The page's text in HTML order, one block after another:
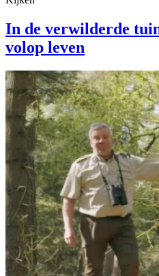
In de verwilderde
volop leven